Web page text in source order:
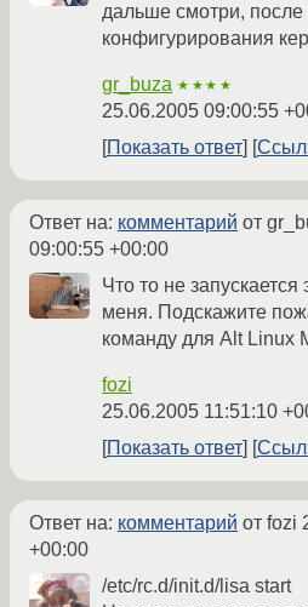
дальше смотри, после
конфигурирования
gr_buza ★★★★
25.06.2005 09:00:55
Показать ответ
Ответ на: комментарий от
09:00:55 +00:00
Что то не
меня. Подскажите
команду для Alt Linux
fozi
25.06.2005 11:51:10
Показать ответ
Ответ на: комментарий от fozi
+00:00
/etc/rc.d/init.d/lisa start